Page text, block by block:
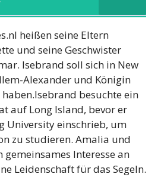
heißen seine Eltern
und seine Geschwister
Isebrand soll sich in New
Alexander und Königin
besuchte ein
auf Long Island, bevor er
University einschrieb, um
zu studieren. Amalia und
Interesse an
Leidenschaft für das Segeln.